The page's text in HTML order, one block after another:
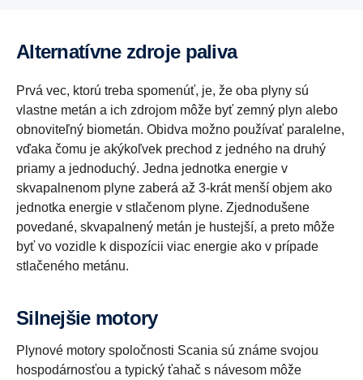
Alternatívne zdroje paliva
Prvá vec, ktorú treba spomenúť, je, že oba plyny sú
vlastne metán a ich zdrojom môže byť zemný plyn alebo
obnoviteľný biometán. Obidva možno používať paralelne,
vďaka čomu je akýkoľvek prechod z jedného na druhý
priamy a jednoduchý. Jedna jednotka energie v
skvapalnenom plyne zaberá až 3-krát menší objem ako
jednotka energie v stlačenom plyne. Zjednodušene
povedané, skvapalnený metán je hustejší, a preto môže
byť vo vozidle k dispozícii viac energie ako v prípade
stlačeného metánu.
Silnejšie motory
Plynové motory spoločnosti Scania sú známe svojou
hospodárnosťou a typický ťahač s návesom môže